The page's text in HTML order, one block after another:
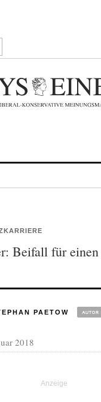
Beifall für einen
PAETOW
2018